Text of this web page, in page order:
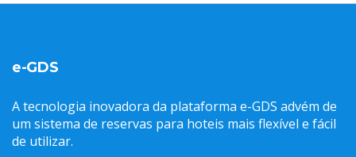
e-GDS
A tecnologia inovadora da plataforma e-GDS advém de
um sistema de reservas para hoteis mais flexível e fácil
de utilizar.